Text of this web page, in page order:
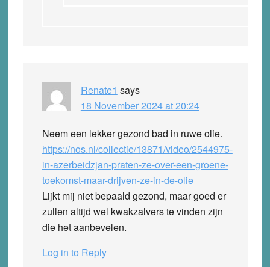
Renate1 says
18 November 2024 at 20:24
Neem een lekker gezond bad in ruwe olie.
https://nos.nl/collectie/13871/video/2544975-
in-azerbeidzjan-praten-ze-over-een-groene-
toekomst-maar-drijven-ze-in-de-olie
Lijkt mij niet bepaald gezond, maar goed er
zullen altijd wel kwakzalvers te vinden zijn
die het aanbevelen.
Log in to Reply